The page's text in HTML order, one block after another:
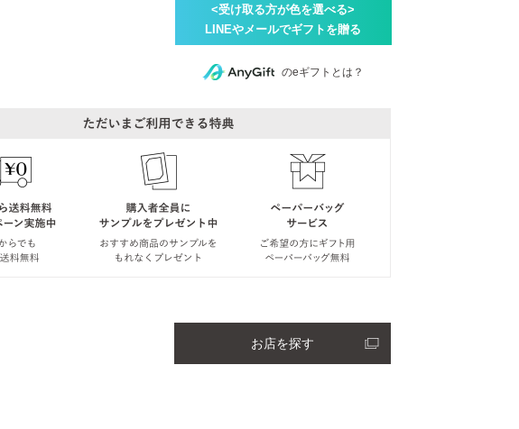
のeギフトとは？
お店を探す